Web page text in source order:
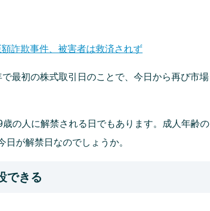
詐欺事件、被害者は救済されず
最初の株式取引日のことで、今日から再び市場
の人に解禁される日でもあります。成人年齢の
が解禁日なのでしょうか。
できる